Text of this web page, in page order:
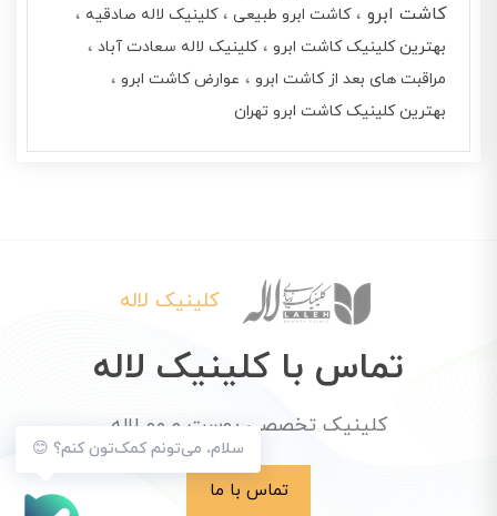
کاشت ابرو
کاشت ابرو طبیعی
کلینیک لاله صادقیه
بهترین کلینیک کاشت ابرو
کلینیک لاله سعادت آباد
مراقبت های بعد از کاشت ابرو
عوارض کاشت ابرو
بهترین کلینیک کاشت ابرو تهران
سلام، می‌تونم کمک‌تون کنم؟ 😊
کلینیک لاله
تماس با کلینیک لاله
کلینیک تخصصی پوست و مو لاله
تماس با ما